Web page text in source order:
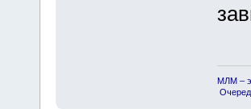
МЛМ –